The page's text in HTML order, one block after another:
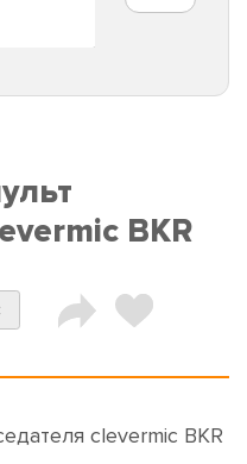
BKR
clevermic BKR